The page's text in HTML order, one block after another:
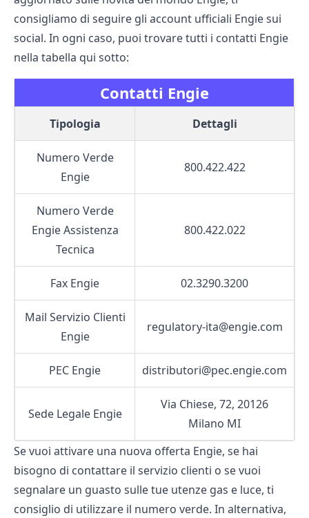
consigliamo di seguire gli account ufficiali Engie sui
social. In ogni caso, puoi trovare tutti i contatti Engie
nella tabella qui sotto:
Contatti Engie
Tipologia Dettagli
Numero Verde
Engie
800.422.422
Numero Verde
Engie Assistenza
Tecnica
800.422.022
Fax Engie 02.3290.3200
Mail Servizio Clienti
Engie
regulatory-ita@engie.com
PEC Engie distributori@pec.engie.com
Sede Legale Engie
Via Chiese, 72, 20126
Milano MI
Se vuoi attivare una nuova offerta Engie, se hai
bisogno di contattare il servizio clienti o se vuoi
segnalare un guasto sulle tue utenze gas e luce, ti
consiglio di utilizzare il numero verde. In alternativa,